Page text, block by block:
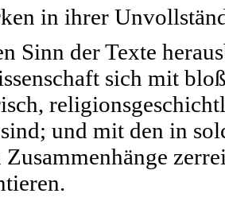
in ihrer
Sinn der Texte
sich mit
sind; und mit den in